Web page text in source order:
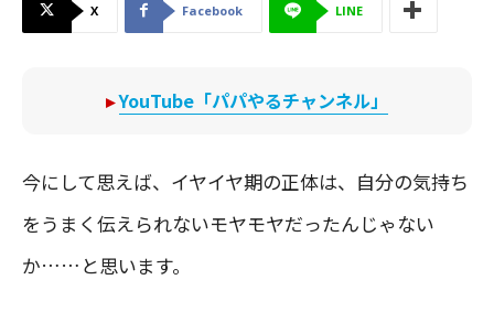
X Facebook LINE
▸YouTube「パパやるチャンネル」
今にして思えば、イヤイヤ期の正体は、自分の気持ち
をうまく伝えられないモヤモヤだったんじゃない
か……と思います。